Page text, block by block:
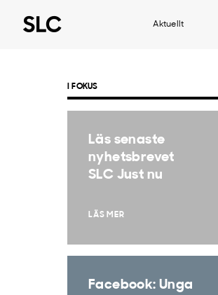
Aktuellt
I FOKUS
Läs senaste
nyhetsbrevet
SLC Just nu
LÄS MER
Facebook: Unga